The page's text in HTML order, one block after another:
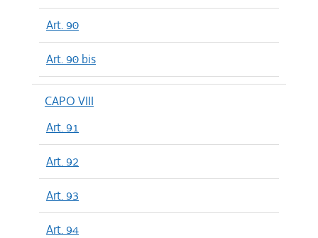
Art. 90
Art. 90 bis
CAPO VIII
Art. 91
Art. 92
Art. 93
Art. 94